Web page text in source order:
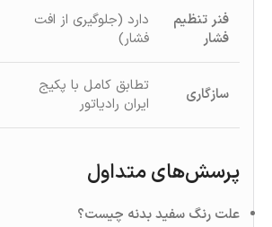
فنر تنظیم
فشار
دارد (جلوگیری از افت
فشار)
سازگاری
تطابق کامل با پکیج
ایران رادیاتور
پرسش‌های متداول
علت رنگ سفید بدنه چیست؟